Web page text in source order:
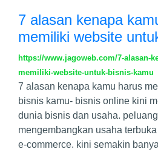
7 alasan kenapa
memiliki website
https://www.jagoweb.com/7-alasan-
memiliki-website-untuk-bisnis-kamu
7 alasan kenapa kamu harus
bisnis kamu- bisnis online kini
dunia bisnis dan usaha.
mengembangkan usaha
e-commerce. kini semakin